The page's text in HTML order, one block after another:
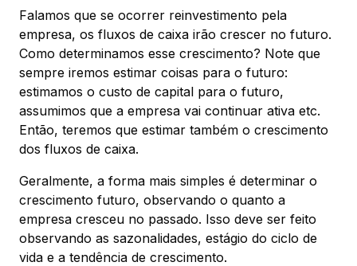
Falamos que se ocorrer reinvestimento pela
empresa, os fluxos de caixa irão crescer no futuro.
Como determinamos esse crescimento? Note que
sempre iremos estimar coisas para o futuro:
estimamos o custo de capital para o futuro,
assumimos que a empresa vai continuar ativa etc.
Então, teremos que estimar também o crescimento
dos fluxos de caixa.
Geralmente, a forma mais simples é determinar o
crescimento futuro, observando o quanto a
empresa cresceu no passado. Isso deve ser feito
observando as sazonalidades, estágio do ciclo de
vida e a tendência de crescimento.